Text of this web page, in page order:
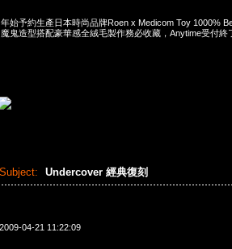
年始予約生產日本時尚品牌Roen x Medicom Toy 1000%
魔鬼造型搭配豪華感全絨毛製作務必收藏，Anytime受付終
Subject: Undercover 經典復刻
2009-04-21 11:22:09